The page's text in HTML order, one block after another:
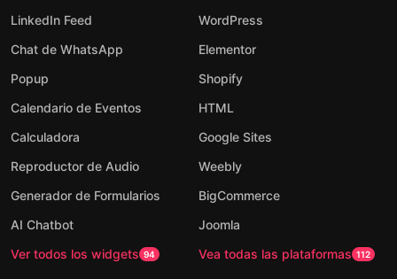
LinkedIn Feed
Chat de WhatsApp
Popup
Calendario de Eventos
Calculadora
Reproductor de Audio
Generador de Formularios
AI Chatbot
Ver todos los widgets 94
WordPress
Elementor
Shopify
HTML
Google Sites
Weebly
BigCommerce
Joomla
Vea todas las plataformas 112